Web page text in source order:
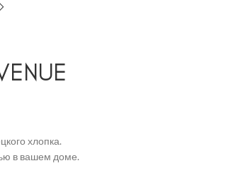
хлопка.
в вашем доме.